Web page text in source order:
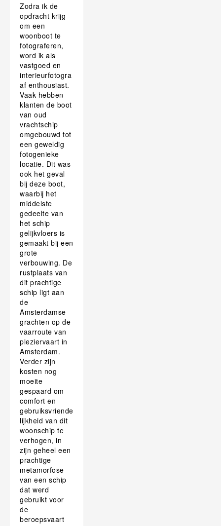
Zodra ik de
opdracht krijg
om een
woonboot te
fotograferen,
word ik als
vastgoed en
interieurfotogra
af enthousiast.
Vaak hebben
klanten de boot
van oud
vrachtschip
omgebouwd tot
een geweldig
fotogenieke
locatie. Dit was
ook het geval
bij deze boot,
waarbij het
middelste
gedeelte van
het schip
gelijkvloers is
gemaakt bij een
grote
verbouwing. De
rustplaats van
dit prachtige
schip ligt aan
de
Amsterdamse
grachten op de
vaarroute van
pleziervaart in
Amsterdam.
Verder zijn
kosten nog
moeite
gespaard om
comfort en
gebruiksvriende
lijkheid van dit
woonschip te
verhogen, in
zijn geheel een
prachtige
metamorfose
van een schip
dat werd
gebruikt voor
de
beroepsvaart